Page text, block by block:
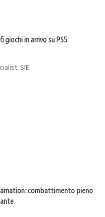
giochi in arrivo su PS5
SIE
combattimento pieno